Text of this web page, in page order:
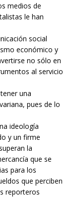
medios de
le han
social
económico y
no sólo en
al servicio
una
pues de lo
ideología
y un firme
la
que se
para los
que perciben
reporteros